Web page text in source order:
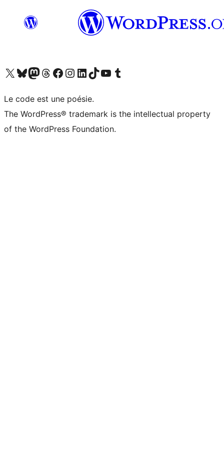
Visit our X (formerly Twitter) account
Visitez notre compte Bluesky
Visit our Mastodon account
Visitez notre compte Threads
Visit our Facebook page
Visit our Instagram account
Visit our LinkedIn account
Visitez notre compte TikTok
Visit our YouTube channel
Visitez notre compte Tumblr
Le code est une poésie.
The WordPress® trademark is the intellectual property
of the WordPress Foundation.